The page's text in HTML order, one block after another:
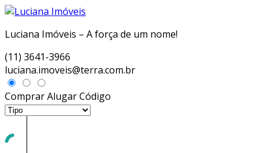
Luciana Imóveis – A força de um nome!
(11) 3641-3966
luciana.imoveis@terra.com.br
ComprarAlugarCódigo